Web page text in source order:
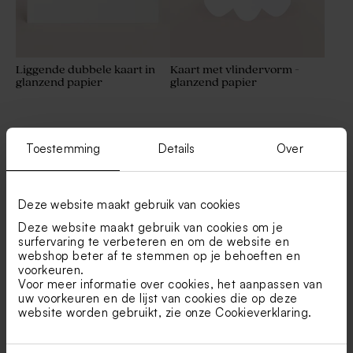
Toestemming Details Over
Deze website maakt gebruik van cookies
Deze website maakt gebruik van cookies om je
surfervaring te verbeteren en om de website en
webshop beter af te stemmen op je behoeften en
voorkeuren.
Voor meer informatie over cookies, het aanpassen van
uw voorkeuren en de lijst van cookies die op deze
website worden gebruikt, zie onze Cookieverklaring.
Liggende dubbele kaart in
glanzend papier
Kaart met vlindervorm -
glanzend papier